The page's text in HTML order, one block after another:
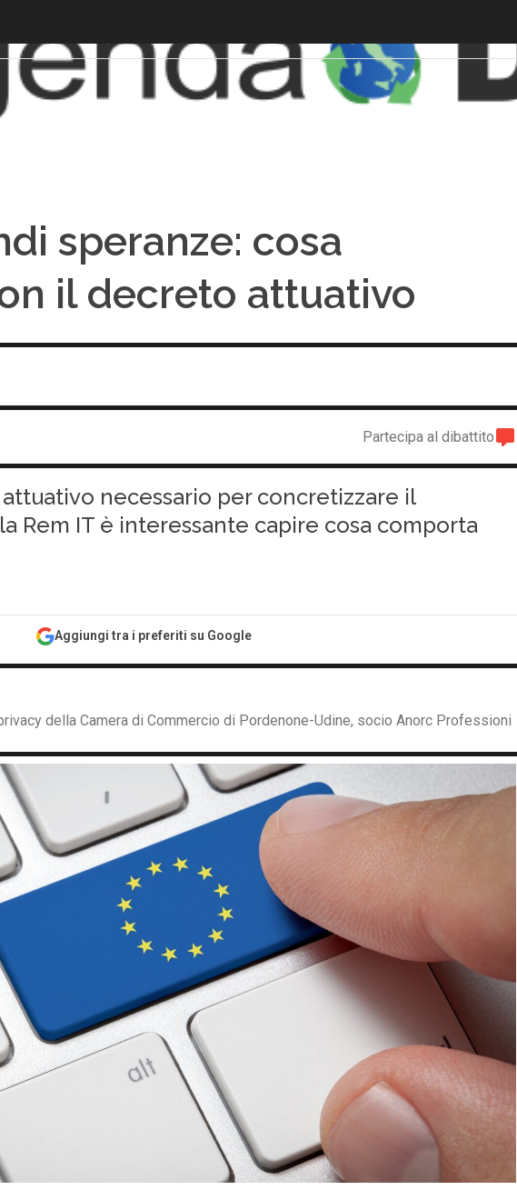
speranze: cosa
il decreto attuativo
Partecipa al dibattito
necessario per concretizzare il
Rem IT è interessante capire cosa comporta
Aggiungi tra i preferiti su Google
della Camera di Commercio di Pordenone-Udine, socio Anorc Professioni
consip